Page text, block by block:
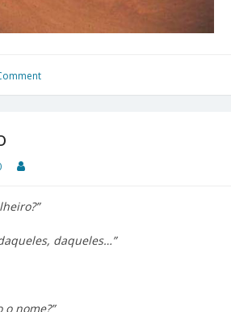
daqueles…”
o nome?”